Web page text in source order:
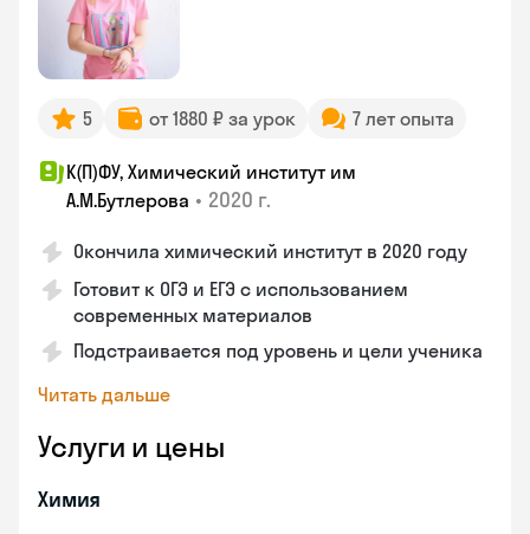
5 от 1880 ₽ за урок 7 лет опыта
К(П)ФУ, Химический институт им
А.М.Бутлерова • 2020 г.
Окончила химический институт в 2020 году
Готовит к ОГЭ и ЕГЭ с использованием
современных материалов
Подстраивается под уровень и цели ученика
Читать дальше
Услуги и цены
Химия